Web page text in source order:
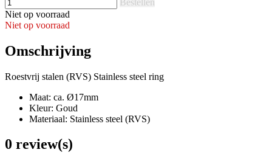
Niet op voorraad
Niet op voorraad
Omschrijving
Roestvrij stalen (RVS) Stainless steel ring
Maat: ca. Ø17mm
Kleur: Goud
Materiaal: Stainless steel (RVS)
0 review(s)